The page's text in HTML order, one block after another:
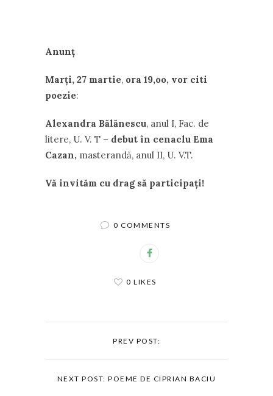
Anunț
Marți, 27 martie, ora 19,oo, vor citi
poezie:
Alexandra Bălănescu, anul I, Fac. de
litere, U. V. T – debut în cenaclu Ema
Cazan, masterandă, anul II, U. V.T.
Vă invităm cu drag să participați!
0 COMMENTS
0 LIKES
PREV POST:
NEXT POST: POEME DE CIPRIAN BACIU